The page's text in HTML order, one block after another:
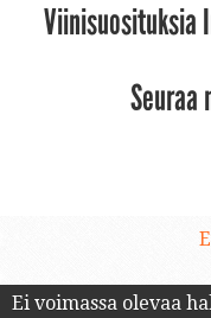
Viinisuosituksia
Seuraa
Ei voimassa olevaa